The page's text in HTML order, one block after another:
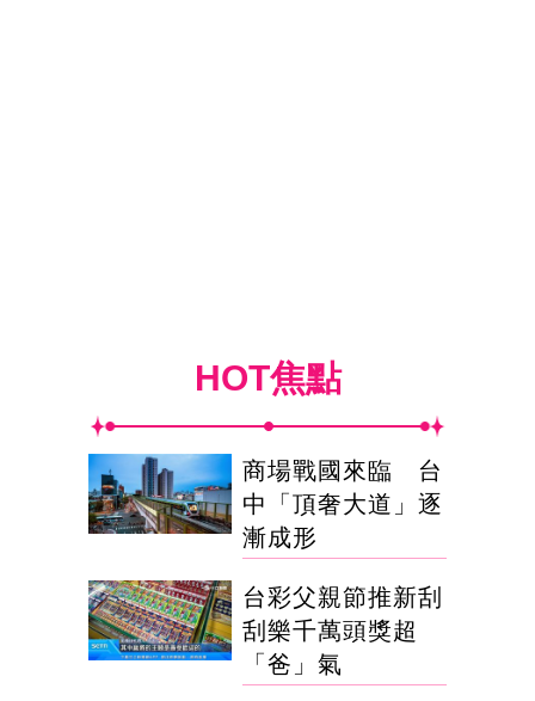
HOT焦點
商場戰國來臨 台
中「頂奢大道」逐
漸成形
台彩父親節推新刮
刮樂千萬頭獎超
「爸」氣